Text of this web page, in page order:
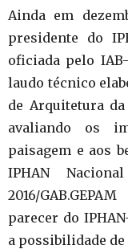
Ainda em
presidente do
oficiada pelo
laudo técnico
de Arquitetura
avaliando os
paisagem e aos
IPHAN
2016/
parecer do
a possibilidade